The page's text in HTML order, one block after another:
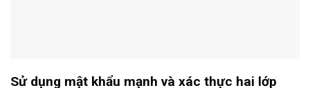
Sử dụng mật khẩu mạnh và xác thực hai lớp